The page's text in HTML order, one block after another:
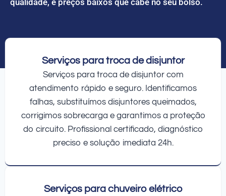
Serviços para troca de disjuntor
Serviços para troca de disjuntor com
atendimento rápido e seguro. Identificamos
falhas, substituímos disjuntores queimados,
corrigimos sobrecarga e garantimos a proteção
do circuito. Profissional certificado, diagnóstico
preciso e solução imediata 24h.
Serviços para chuveiro elétrico